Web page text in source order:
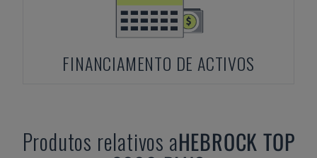
FINANCIAMENTO DE ACTIVOS
Produtos relativos aHEBROCK TOP